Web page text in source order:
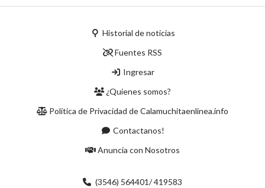
Historial de noticias
Fuentes RSS
Ingresar
¿Quienes somos?
Política de Privacidad de Calamuchitaenlinea.info
Contactanos!
Anuncia con Nosotros
(3546) 564401/ 419583